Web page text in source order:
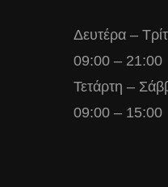
Δευτέρα –
09:00 – 21:00
Τετάρτη –
09:00 – 15:00